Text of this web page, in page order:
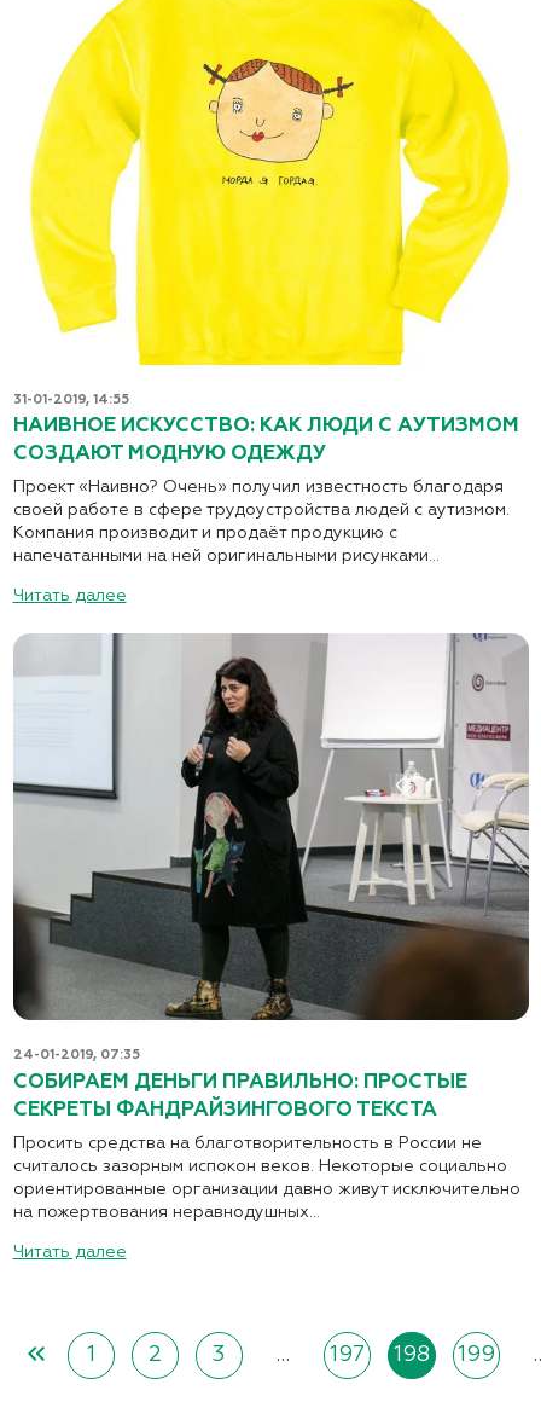
31-01-2019, 14:55
НАИВНОЕ ИСКУССТВО: КАК ЛЮДИ С АУТИЗМОМ
СОЗДАЮТ МОДНУЮ ОДЕЖДУ
Проект «Наивно? Очень» получил известность благодаря
своей работе в сфере трудоустройства людей с аутизмом.
Компания производит и продаёт продукцию с
напечатанными на ней оригинальными рисунками...
Читать далее
24-01-2019, 07:35
СОБИРАЕМ ДЕНЬГИ ПРАВИЛЬНО: ПРОСТЫЕ
СЕКРЕТЫ ФАНДРАЙЗИНГОВОГО ТЕКСТА
Просить средства на благотворительность в России не
считалось зазорным испокон веков. Некоторые социально
ориентированные организации давно живут исключительно
на пожертвования неравнодушных...
Читать далее
keyboard_double_arrow_left 1 2 3 … 197 198 199